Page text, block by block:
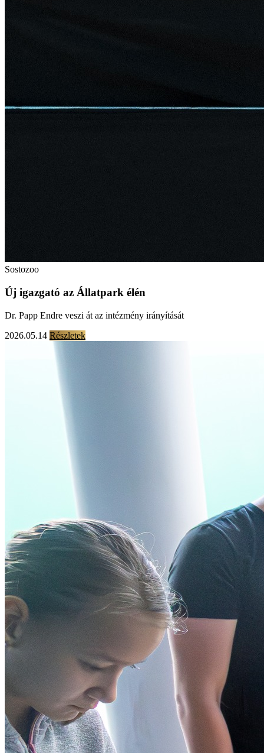
Sostozoo
Új igazgató az Állatpark élén
Dr. Papp Endre veszi át az intézmény irányítását
2026.05.14 Részletek